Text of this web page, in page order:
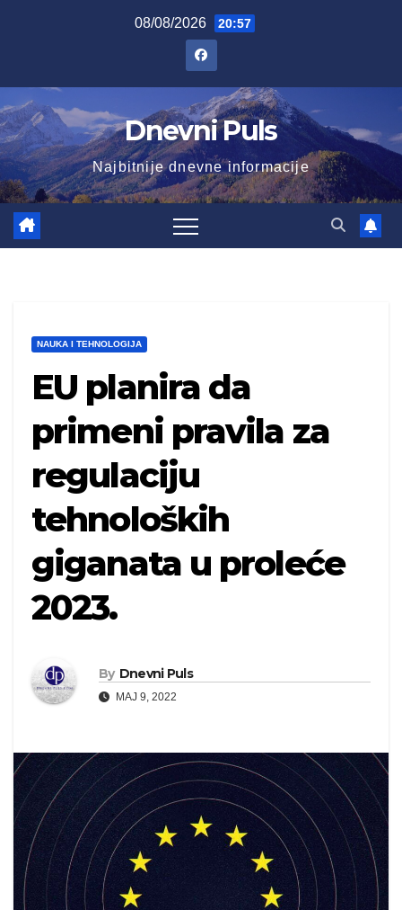
08/08/2026 20:57
Dnevni Puls
Najbitnije dnevne informacije
NAUKA I TEHNOLOGIJA
EU planira da
primeni pravila za
regulaciju
tehnoloških
giganata u proleće
2023.
By Dnevni Puls
MAJ 9, 2022